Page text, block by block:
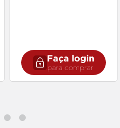
Faça login
para comprar